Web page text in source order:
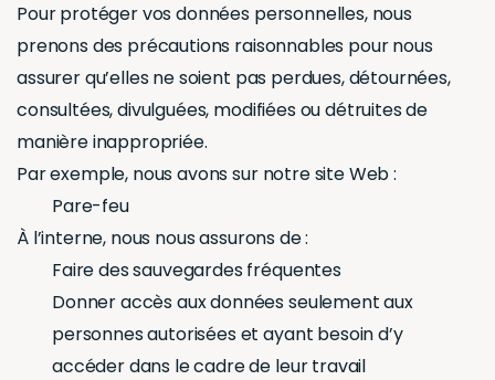
Pour protéger vos données personnelles, nous
prenons des précautions raisonnables pour nous
assurer qu’elles ne soient pas perdues, détournées,
consultées, divulguées, modifiées ou détruites de
manière inappropriée.
Par exemple, nous avons sur notre site Web :
Pare-feu
À l’interne, nous nous assurons de :
Faire des sauvegardes fréquentes
Donner accès aux données seulement aux
personnes autorisées et ayant besoin d’y
accéder dans le cadre de leur travail